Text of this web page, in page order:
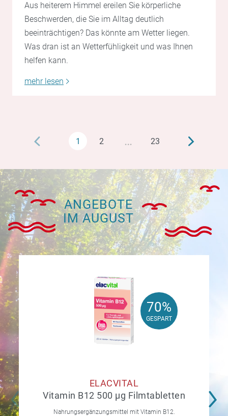
Aus heiterem Himmel ereilen Sie körperliche
Beschwerden, die Sie im Alltag deutlich
beeinträchtigen? Das könnte am Wetter liegen.
Was dran ist an Wetterfühligkeit und was Ihnen
helfen kann.
mehr lesen
1 2 … 23
ANGEBOTE
IM AUGUST
70%
GESPART
70%
GESPART
ELACVITAL
Vitamin B12 500 µg Filmtabletten
Nahrungsergänzungsmittel mit Vitamin B12.